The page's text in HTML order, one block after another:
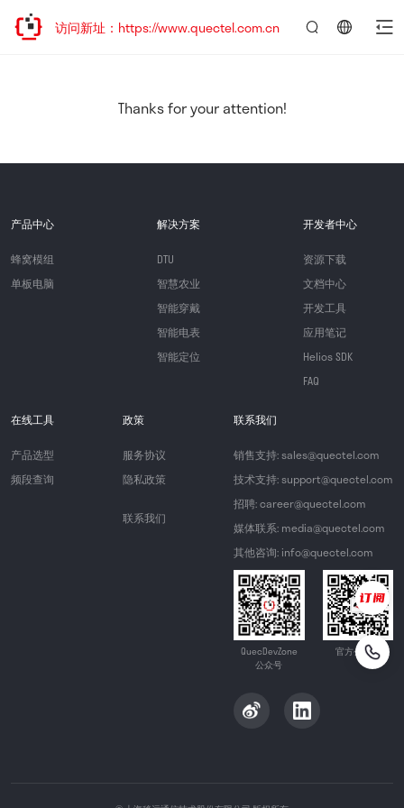
，欢迎访问新址：https://www.quectel.com.cn
Thanks for your attention!
产品中心
蜂窝模组
单板电脑
解决方案
DTU
智慧农业
智能穿戴
智能电表
智能定位
开发者中心
资源下载
文档中心
开发工具
应用笔记
Helios SDK
FAQ
在线工具
产品选型
频段查询
政策
服务协议
隐私政策
联系我们
联系我们
销售支持: sales@quectel.com
技术支持: support@quectel.com
招聘: career@quectel.com
媒体联系: media@quectel.com
其他咨询: info@quectel.com
QuecDevZone
公众号
官方公众号